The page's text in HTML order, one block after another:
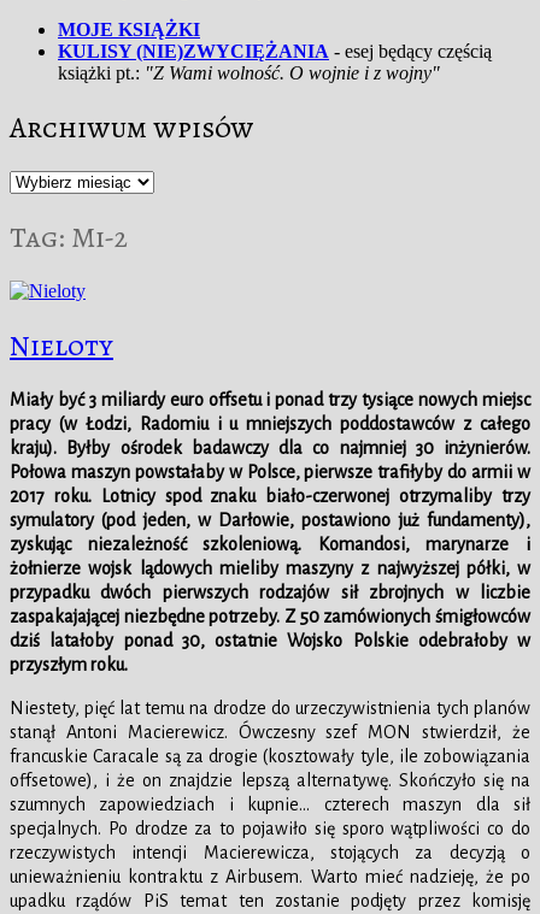
MOJE KSIĄŻKI
KULISY (NIE)ZWYCIĘŻANIA - esej będący częścią
książki pt.: "Z Wami wolność. O wojnie i z wojny"
Archiwum wpisów
Archiwum
Tag: Mi-2
Nieloty
Miały być 3 miliardy euro offsetu i ponad trzy tysiące nowych miejsc
pracy (w Łodzi, Radomiu i u mniejszych poddostawców z całego
kraju). Byłby ośrodek badawczy dla co najmniej 30 inżynierów.
Połowa maszyn powstałaby w Polsce, pierwsze trafiłyby do armii w
2017 roku. Lotnicy spod znaku biało-czerwonej otrzymaliby trzy
symulatory (pod jeden, w Darłowie, postawiono już fundamenty),
zyskując niezależność szkoleniową. Komandosi, marynarze i
żołnierze wojsk lądowych mieliby maszyny z najwyższej półki, w
przypadku dwóch pierwszych rodzajów sił zbrojnych w liczbie
zaspakajającej niezbędne potrzeby. Z 50 zamówionych śmigłowców
dziś latałoby ponad 30, ostatnie Wojsko Polskie odebrałoby w
przyszłym roku.
Niestety, pięć lat temu na drodze do urzeczywistnienia tych planów
stanął Antoni Macierewicz. Ówczesny szef MON stwierdził, że
francuskie Caracale są za drogie (kosztowały tyle, ile zobowiązania
offsetowe), i że on znajdzie lepszą alternatywę. Skończyło się na
szumnych zapowiedziach i kupnie… czterech maszyn dla sił
specjalnych. Po drodze za to pojawiło się sporo wątpliwości co do
rzeczywistych intencji Macierewicza, stojących za decyzją o
unieważnieniu kontraktu z Airbusem. Warto mieć nadzieję, że po
upadku rządów PiS temat ten zostanie podjęty przez komisję